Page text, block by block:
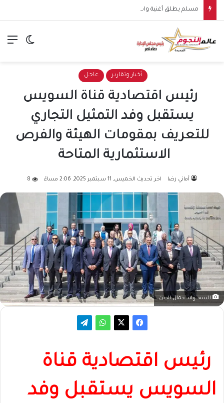
مسلم يطلق أغنية واحشاني.. سادس أغنيات ألبومه الجديد
الوضع
أخبار وتقارير عاجل
رئيس اقتصادية قناة السويس
يستقبل وفد التمثيل التجاري
للتعريف بمقومات الهيئة والفرص
الاستثمارية المتاحة
أماني رضا اخر تحديث الخميس, 11 سبتمبر 2025, 2:06 مساءً 8
السيد.وليد جمال الدين
رئيس اقتصادية قناة
السويس يستقبل وفد